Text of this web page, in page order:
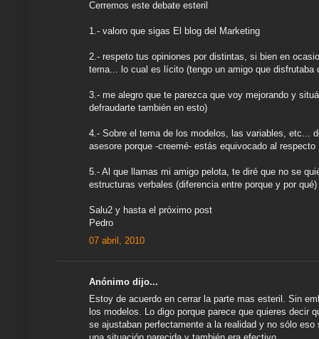
Cerremos este debate esteril
1.- valoro que sigas El blog del Marketing
2.- respeto tus opiniones por distintas, si bien en
tema... lo cual es lícito (tengo un amigo que disfrutaba
3.- me alegro que te parezca que voy mejorando y
defraudarte también en esto)
4.- Sobre el tema de los modelos, las variables, etc...
asesore porque -creemé- estás equivocado al respecto
5.- Al que llamas mi amigo pelota, te diré que no se
estructuras verbales (diferencia entre porque y por
Salu2 y hasta el próximo post
Pedro
07 abril, 2010
Anónimo dijo...
Estoy de acuerdo en cerrar la parte mas esteril. Sin
los modelos. Lo digo porque parece que quieres decir
se ajustaban perfectamente a la realidad y no sólo